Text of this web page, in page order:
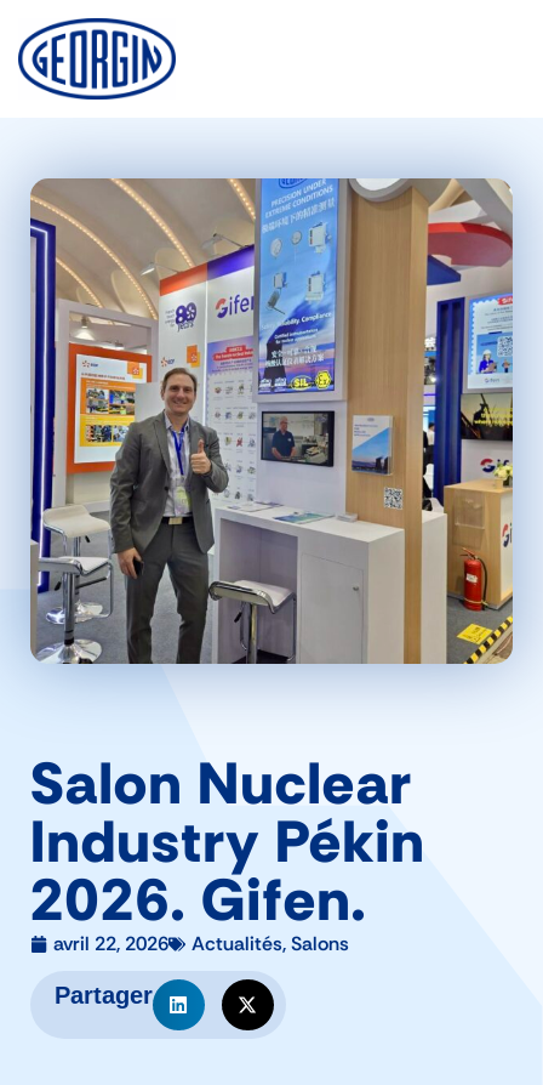
Cookies management panel
Salon Nuclear
Industry Pékin
2026. Gifen.
avril 22, 2026 Actualités,Salons
Partager